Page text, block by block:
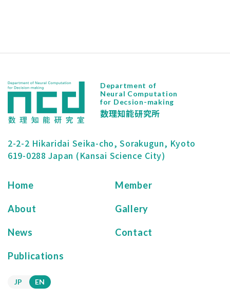
Department of
Neural Computation
for Decsion-making
数理知能研究所
2-2-2 Hikaridai Seika-cho, Sorakugun, Kyoto
619-0288 Japan (Kansai Science City)
Home
About
News
Publications
Member
Gallery
Contact
JP EN